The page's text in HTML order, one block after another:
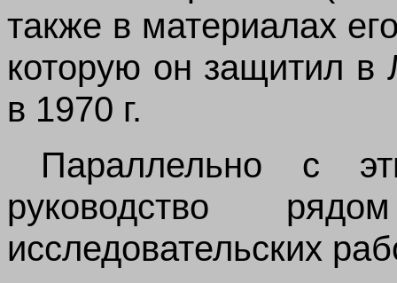
также в материалах
которую он защитил
в 1970 г.
Параллельно с
руководство
исследовательских